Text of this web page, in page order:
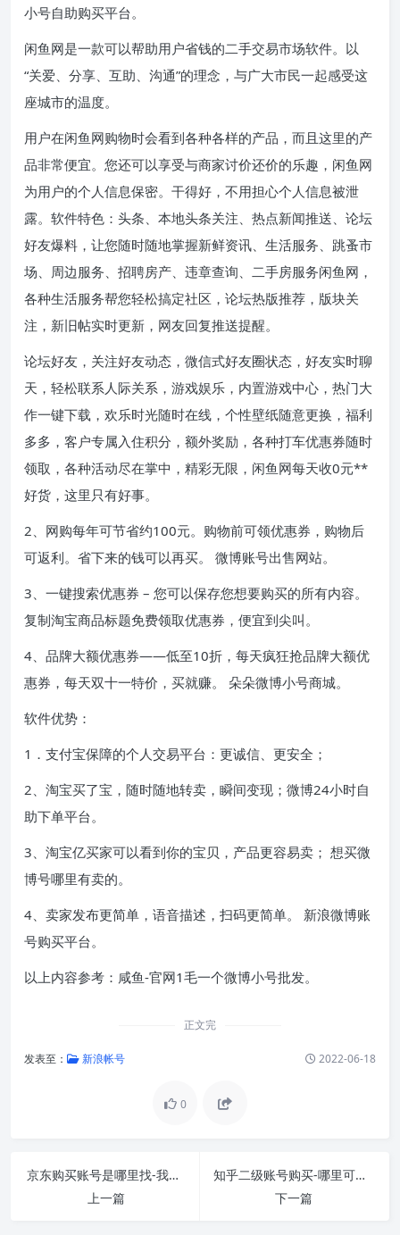
小号自助购买平台。
闲鱼网是一款可以帮助用户省钱的二手交易市场软件。以
“关爱、分享、互助、沟通”的理念，与广大市民一起感受这
座城市的温度。
用户在闲鱼网购物时会看到各种各样的产品，而且这里的产
品非常便宜。您还可以享受与商家讨价还价的乐趣，闲鱼网
为用户的个人信息保密。干得好，不用担心个人信息被泄
露。软件特色：头条、本地头条关注、热点新闻推送、论坛
好友爆料，让您随时随地掌握新鲜资讯、生活服务、跳蚤市
场、周边服务、招聘房产、违章查询、二手房服务闲鱼网，
各种生活服务帮您轻松搞定社区，论坛热版推荐，版块关
注，新旧帖实时更新，网友回复推送提醒。
论坛好友，关注好友动态，微信式好友圈状态，好友实时聊
天，轻松联系人际关系，游戏娱乐，内置游戏中心，热门大
作一键下载，欢乐时光随时在线，个性壁纸随意更换，福利
多多，客户专属入住积分，额外奖励，各种打车优惠券随时
领取，各种活动尽在掌中，精彩无限，闲鱼网每天收0元**
好货，这里只有好事。
2、网购每年可节省约100元。购物前可领优惠券，购物后
可返利。省下来的钱可以再买。 微博账号出售网站。
3、一键搜索优惠券 – 您可以保存您想要购买的所有内容。
复制淘宝商品标题免费领取优惠券，便宜到尖叫。
4、品牌大额优惠券——低至10折，每天疯狂抢品牌大额优
惠券，每天双十一特价，买就赚。 朵朵微博小号商城。
软件优势：
1．支付宝保障的个人交易平台：更诚信、更安全；
2、淘宝买了宝，随时随地转卖，瞬间变现；微博24小时自
助下单平台。
3、淘宝亿买家可以看到你的宝贝，产品更容易卖； 想买微
博号哪里有卖的。
4、卖家发布更简单，语音描述，扫码更简单。 新浪微博账
号购买平台。
以上内容参考：咸鱼-官网1毛一个微博小号批发。
正文完
发表至： 新浪帐号 2022-06-18
0
京东购买账号是哪里找-我在京东购物时忘记了账
上一篇
知乎二级账号购买-哪里可以购买知乎账号 知乎账
下一篇